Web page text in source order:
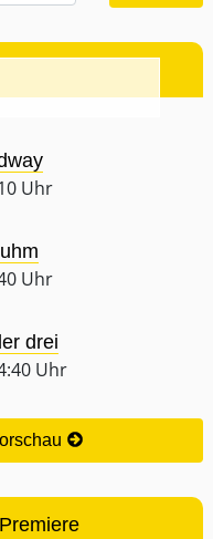
Uhr
Uhr
drei
Uhr